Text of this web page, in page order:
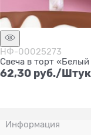
НФ-00025273
Свеча в торт
62,30 руб./
Информация